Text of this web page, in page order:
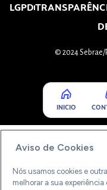
LGPD
© 2024 Sebrae/
INICIO
Aviso de Cookies
Nós usamos cookies e
melhorar a sua